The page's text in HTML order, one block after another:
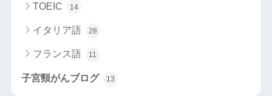
TOEIC 14
イタリア語 28
フランス語 11
子宮頸がんブログ 13